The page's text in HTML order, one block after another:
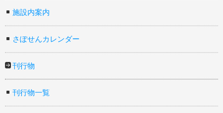
施設内案内
さぽせんカレンダー
刊行物
刊行物一覧